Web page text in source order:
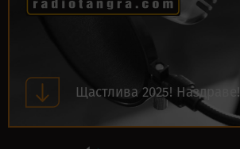
Щастлива 2025! Наздраве!